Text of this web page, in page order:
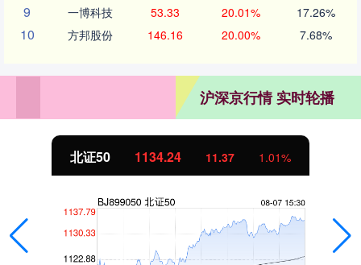
9 一博科技 53.33 20.01% 17.26%
10 方邦股份 146.16 20.00% 7.68%
沪深京行情 实时轮播
北证50 1134.24 11.37 1.01%